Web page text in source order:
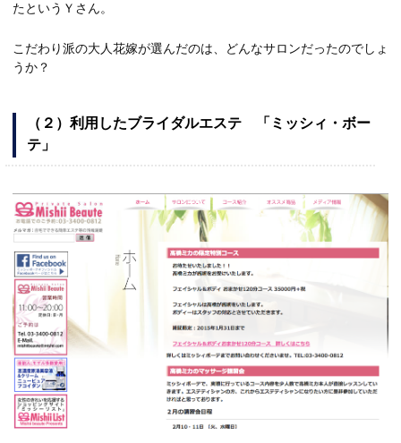
たというＹさん。
こだわり派の大人花嫁が選んだのは、どんなサロンだったのでしょ
うか？
（２）利用したブライダルエステ 「ミッシィ・ボー
テ」